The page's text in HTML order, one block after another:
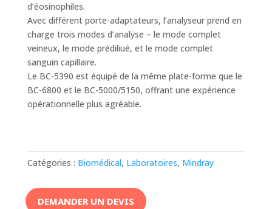
d’éosinophiles.
Avec différent porte-adaptateurs, l’analyseur prend en
charge trois modes d’analyse – le mode complet
veineux, le mode prédiliué, et le mode complet
sanguin capillaire.
Le BC-5390 est équipé de la même plate-forme que le
BC-6800 et le BC-5000/5150, offrant une expérience
opérationnelle plus agréable.
Catégories : Biomédical, Laboratoires, Mindray
DEMANDER UN DEVIS